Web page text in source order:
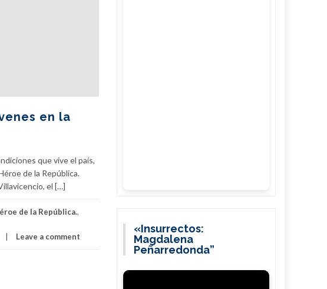
en la
que vive el país,
de la República.
el […]
de la República.,
Leave a comment
«Insurrectos:
Magdalena
Peñarredonda”